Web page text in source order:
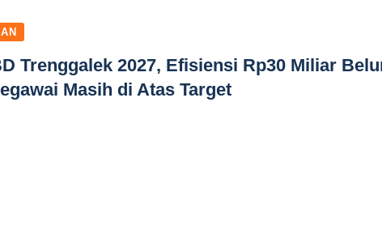
Trenggalek 2027, Efisiensi Rp30 Miliar
Masih di Atas Target